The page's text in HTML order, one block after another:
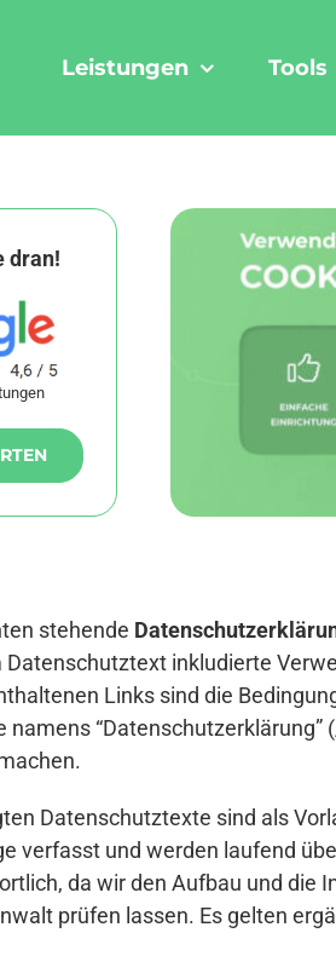
Leistungen Tools
dran!
stehende
Datenschutztext inkludierte
Links sind die
namens
Datenschutztexte sind als
verfasst und werden laufend
da wir den Aufbau und die
prüfen lassen. Es gelten